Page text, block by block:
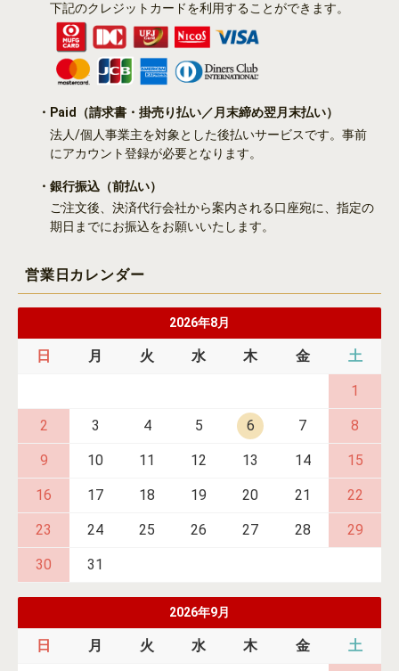
下記のクレジットカードを利用することができます。
・Paid
（請求書・掛売り払い／月末締め翌月末払い）
法人/個人事業主を対象とした後払いサービスです。事前
にアカウント登録が必要となります。
・銀行振込 （前払い）
ご注文後、決済代行会社から案内される口座宛に、指定の
期日までにお振込をお願いいたします。
営業日カレンダー
2026年8月
日 月 火 水 木 金 土
1
2 3 4 5 6 7 8
9 10 11 12 13 14 15
16 17 18 19 20 21 22
23 24 25 26 27 28 29
30 31
2026年9月
日 月 火 水 木 金 土